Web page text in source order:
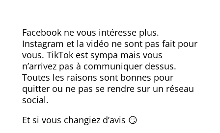
Facebook ne vous intéresse plus.
Instagram et la vidéo ne sont pas fait pour
vous. TikTok est sympa mais vous
n’arrivez pas à communiquer dessus.
Toutes les raisons sont bonnes pour
quitter ou ne pas se rendre sur un réseau
social.
Et si vous changiez d’avis 😏